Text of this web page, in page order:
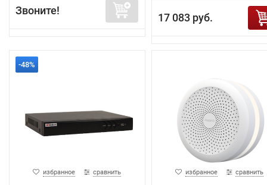
Звоните!
17 083 руб.
-48%
избранное сравнить избранное сравнить